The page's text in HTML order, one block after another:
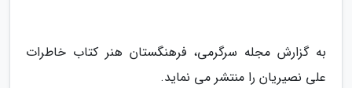
به گزارش مجله سرگرمی، فرهنگستان هنر کتاب خاطرات
علی نصیریان را منتشر می نماید.